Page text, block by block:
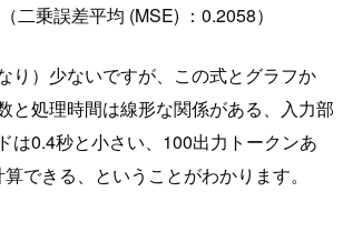
二乗誤差平均 (MSE) ：0.2058）
り）少ないですが、この式とグラフか
と処理時間は線形な関係がある、入力部
は0.4秒と小さい、100出力トークンあ
できる、ということがわかります。